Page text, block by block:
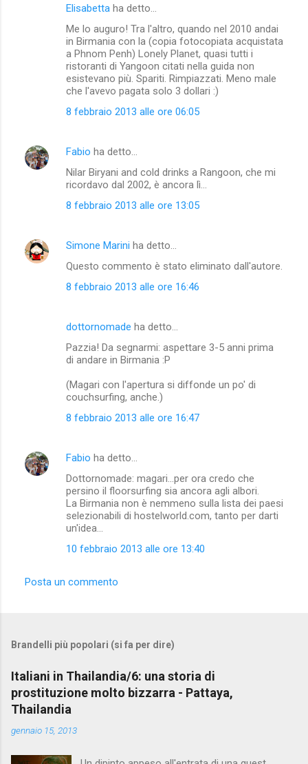
Elisabetta ha detto…
Me lo auguro! Tra l'altro, quando nel 2010 andai
in Birmania con la (copia fotocopiata acquistata
a Phnom Penh) Lonely Planet, quasi tutti i
ristoranti di Yangoon citati nella guida non
esistevano più. Spariti. Rimpiazzati. Meno male
che l'avevo pagata solo 3 dollari :)
8 febbraio 2013 alle ore 06:05
Fabio ha detto…
Nilar Biryani and cold drinks a Rangoon, che mi
ricordavo dal 2002, è ancora lì...
8 febbraio 2013 alle ore 13:05
Simone Marini ha detto…
Questo commento è stato eliminato dall'autore.
8 febbraio 2013 alle ore 16:46
dottornomade ha detto…
Pazzia! Da segnarmi: aspettare 3-5 anni prima
di andare in Birmania :P
(Magari con l'apertura si diffonde un po' di
couchsurfing, anche.)
8 febbraio 2013 alle ore 16:47
Fabio ha detto…
Dottornomade: magari...per ora credo che
persino il floorsurfing sia ancora agli albori.
La Birmania non è nemmeno sulla lista dei paesi
selezionabili di hostelworld.com, tanto per darti
un'idea...
10 febbraio 2013 alle ore 13:40
Posta un commento
Brandelli più popolari (si fa per dire)
Italiani in Thailandia/6: una storia di
prostituzione molto bizzarra - Pattaya,
Thailandia
gennaio 15, 2013